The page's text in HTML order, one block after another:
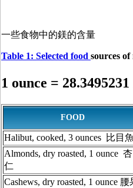
一些食物中的鎂的含量
Table 1: Selected food sources
1 ounce =
FOOD
Halibut, cooked, 3 ounces 比目魚
Almonds, dry roasted, 1 ounce 杏
仁
Cashews, dry roasted, 1 ounce 腰